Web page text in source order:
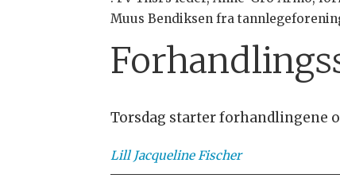
Muus Bendiksen fra
Torsdag starter forhandlingene
Lill Jacqueline Fischer